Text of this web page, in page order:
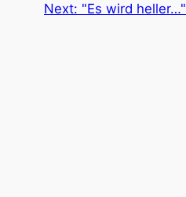
Next: "Es wird heller…"